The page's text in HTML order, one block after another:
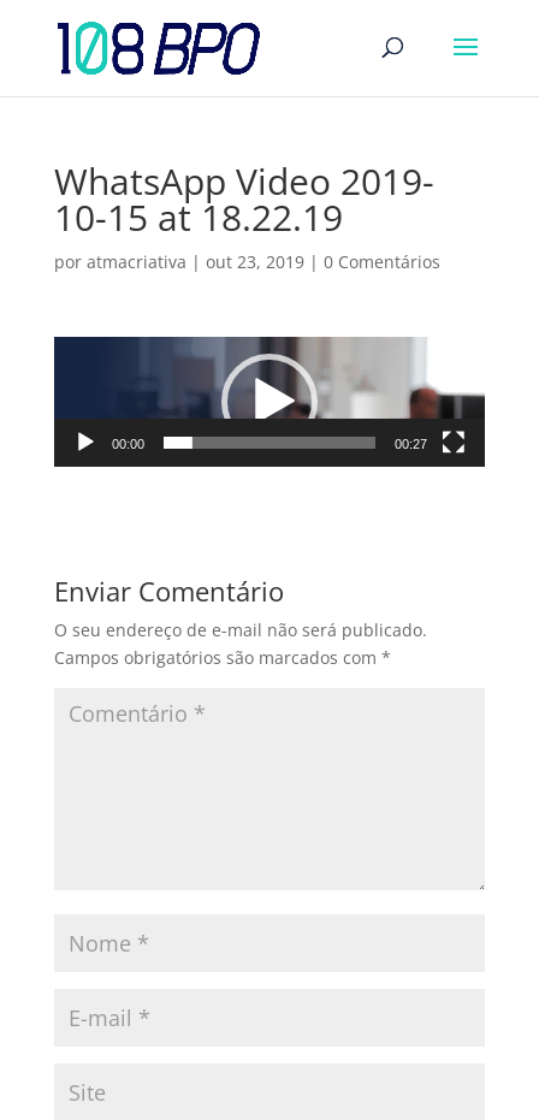
WhatsApp Video 2019-
10-15 at 18.22.19
por atmacriativa | out 23, 2019| 0 Comentários
00:00 00:27
Enviar Comentário
O seu endereço de e-mail não será publicado.
Campos obrigatórios são marcados com *